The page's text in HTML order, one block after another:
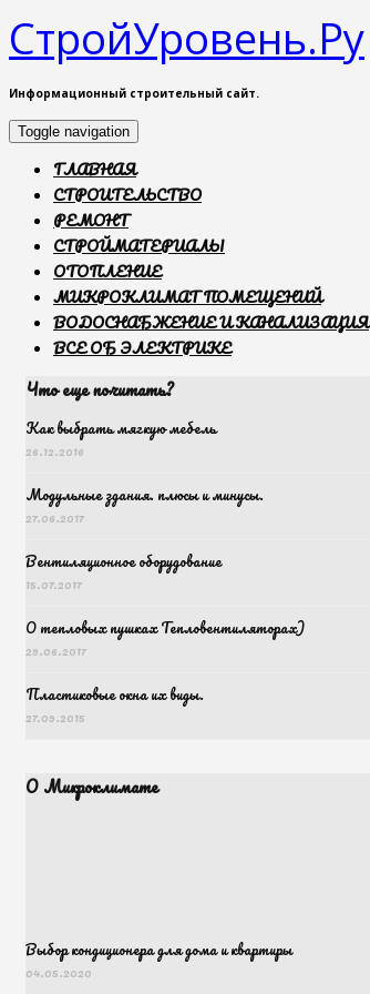
СтройУровень.Ру
Информационный строительный сайт.
Toggle navigation
ГЛАВНАЯ
СТРОИТЕЛЬСТВО
РЕМОНТ
СТРОЙМАТЕРИАЛЫ
ОТОПЛЕНИЕ
МИКРОКЛИМАТ ПОМЕЩЕНИЙ
ВОДОСНАБЖЕНИЕ И КАНАЛИЗАЦИЯ
ВСЕ ОБ ЭЛЕКТРИКЕ
Что еще почитать?
Как выбрать мягкую мебель
26.12.2016
Модульные здания. плюсы и минусы.
27.06.2017
Вентиляционное оборудование
15.07.2017
О тепловых пушках Тепловентиляторах)
29.06.2017
Пластиковые окна их виды.
27.09.2015
О Микроклимате
Выбор кондиционера для дома и квартиры
04.05.2020